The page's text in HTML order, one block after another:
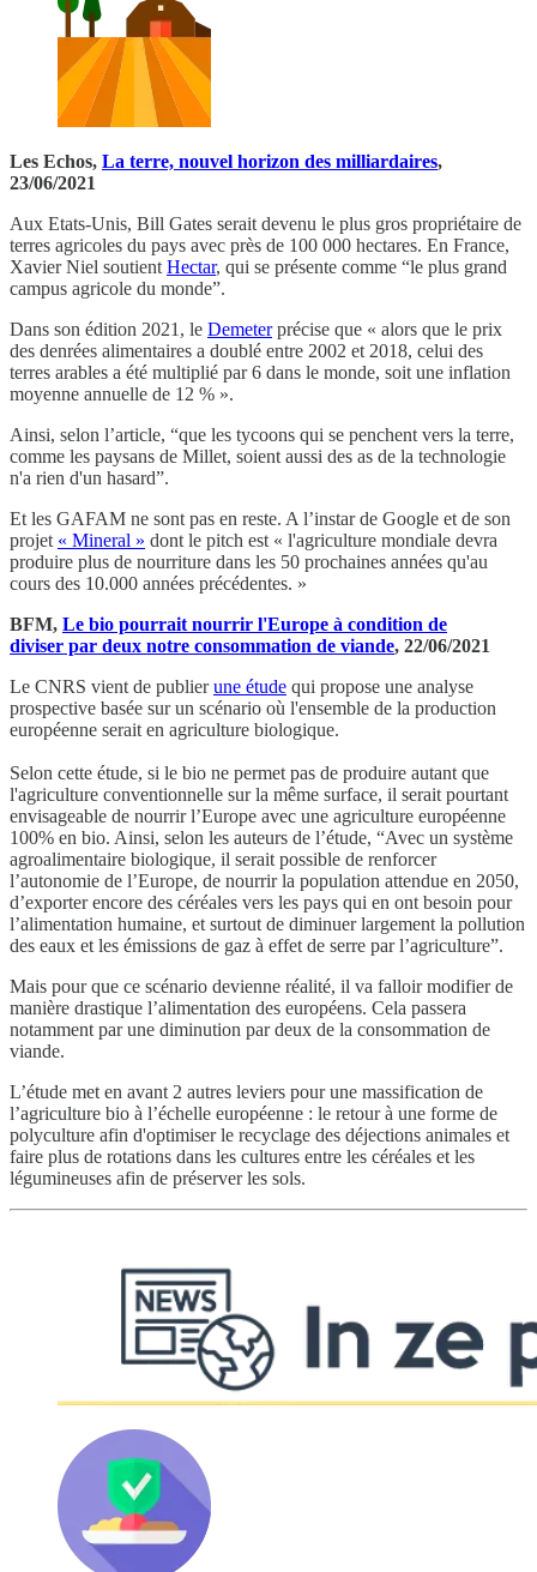
Les Echos, La terre, nouvel horizon des milliardaires,
23/06/2021
Aux Etats-Unis, Bill Gates serait devenu le plus gros propriétaire de
terres agricoles du pays avec près de 100 000 hectares. En France,
Xavier Niel soutient Hectar, qui se présente comme “le plus grand
campus agricole du monde”.
Dans son édition 2021, le Demeterprécise que « alors que le prix
des denrées alimentaires a doublé entre 2002 et 2018, celui des
terres arables a été multiplié par 6 dans le monde, soit une inflation
moyenne annuelle de 12 % ».
Ainsi, selon l’article, “que les tycoons qui se penchent vers la terre,
comme les paysans de Millet, soient aussi des as de la technologie
n'a rien d'un hasard”.
Et les GAFAM ne sont pas en reste. A l’instar de Google et de son
projet « Mineral » dont le pitch est « l'agriculture mondiale devra
produire plus de nourriture dans les 50 prochaines années qu'au
cours des 10.000 années précédentes. »
BFM, Le bio pourrait nourrir l'Europe à condition de
diviser par deux notre consommation de viande, 22/06/2021
Le CNRS vient de publierune étude qui propose une analyse
prospective basée sur un scénario où l'ensemble de la production
européenne serait en agriculture biologique.
Selon cette étude, si le bio ne permet pas de produire autant que
l'agriculture conventionnelle sur la même surface, il serait pourtant
envisageable de nourrir l’Europe avec une agriculture européenne
100% en bio. Ainsi, selon les auteurs de l’étude, “Avec un système
agroalimentaire biologique, il serait possible de renforcer
l’autonomie de l’Europe, de nourrir la population attendue en 2050,
d’exporter encore des céréales vers les pays qui en ont besoin pour
l’alimentation humaine, et surtout de diminuer largement la pollution
des eaux et les émissions de gaz à effet de serre par l’agriculture”.
Mais pour que ce scénario devienne réalité, il va falloir modifier de
manière drastique l’alimentation des européens. Cela passera
notamment par une diminution par deux de la consommation de
viande.
L’étude met en avant 2 autres leviers pour une massification de
l’agriculture bio à l’échelle européenne : le retour à une forme de
polyculture afin d'optimiser le recyclage des déjections animales et
faire plus de rotations dans les cultures entre les céréales et les
légumineuses afin de préserver les sols.